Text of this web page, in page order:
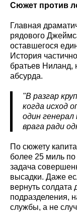
Сюжет против
Главная
рядового
оставшегося
История
братьев Ниланд,
абсурда.
"В разгар
когда исход
один
врага ради
По сюжету
более 25 миль
задача
высадки. Даже
вернуть солдата
подразделения,
службы, а не